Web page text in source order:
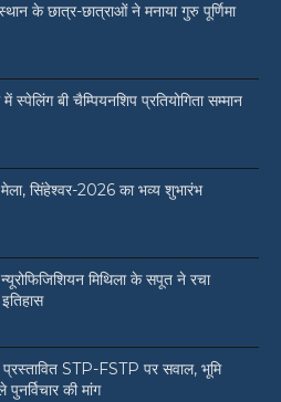
के छात्र-छात्राओं ने मनाया गुरु पूर्णिमा
स्पेलिंग बी चैम्पियनशिप प्रतियोगिता सम्मान
सिंहेश्वर-2026 का भव्य शुभारंभ
मिथिला के सपूत ने रचा
प्रस्तावित STP-FSTP पर सवाल, भूमि
की मांग